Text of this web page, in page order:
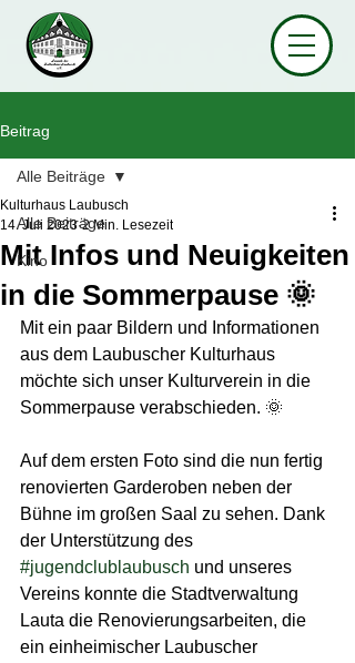
Beitrag
Alle Beiträge
Kino
Alle Beiträge
Mit Infos und Neuigkeiten
in die Sommerpause 🌞
Kulturhaus Laubusch
14. Juli 2023 2 Min. Lesezeit
Mit ein paar Bildern und Informationen
aus dem Laubuscher Kulturhaus
möchte sich unser Kulturverein in die
Sommerpause verabschieden. 🌞
Auf dem ersten Foto sind die nun fertig
renovierten Garderoben neben der
Bühne im großen Saal zu sehen. Dank
der Unterstützung des
#jugendclublaubusch und unseres
Vereins konnte die Stadtverwaltung
Lauta die Renovierungsarbeiten, die
ein einheimischer Laubuscher